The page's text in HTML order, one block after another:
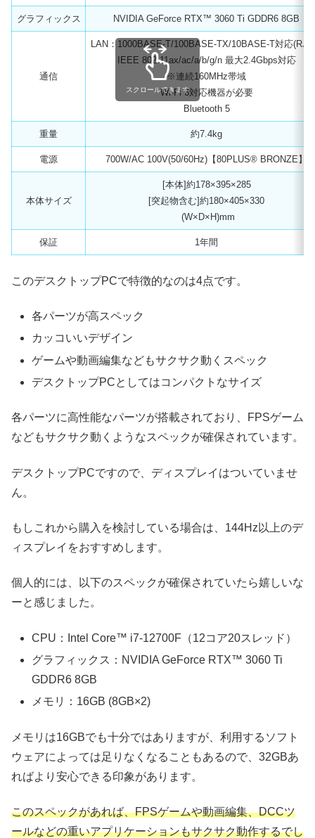
グラフィックス NVIDIA GeForce RTX™ 3060 Ti GDDR6 8GB
通信
LAN：1000BASE-T/100BASE-TX/10BASE-T対応(RJ-
IEEE 802.11ax/ac/a/b/g/n 最大2.4Gbps対応
※連続160MHz帯域
Wi-Fi 6対応機器が必要
Bluetooth 5
重量 約7.4kg
電源 700W/AC 100V(50/60Hz)【80PLUS® BRONZE】
本体サイズ
[本体]約178×395×285
[突起物含む]約180×405×330
(W×D×H)mm
保証 1年間
スクロールできます
このデスクトップPCで特徴的なのは4点です。
各パーツが高スペック
カッコいいデザイン
ゲームや動画編集などもサクサク動くスペック
デスクトップPCとしてはコンパクトなサイズ
各パーツに高性能なパーツが搭載されており、FPSゲーム
などもサクサク動くようなスペックが確保されています。
デスクトップPCですので、ディスプレイはついていませ
ん。
もしこれから購入を検討している場合は、144Hz以上のデ
ィスプレイをおすすめします。
個人的には、以下のスペックが確保されていたら嬉しいな
ーと感じました。
CPU：Intel Core™ i7-12700F（12コア20スレッド）
グラフィックス：NVIDIA GeForce RTX™ 3060 Ti
GDDR6 8GB
メモリ：16GB (8GB×2)
メモリは16GBでも十分ではありますが、利用するソフト
ウェアによっては足りなくなることもあるので、32GBあ
ればより安心できる印象があります。
このスペックがあれば、FPSゲームや動画編集、DCCツ
ールなどの重いアプリケーションもサクサク動作するでし